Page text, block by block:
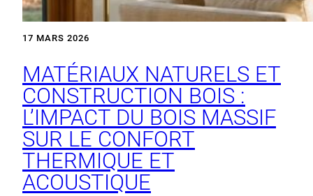
17 MARS 2026
MATÉRIAUX NATURELS ET
CONSTRUCTION BOIS :
L’IMPACT DU BOIS MASSIF
SUR LE CONFORT
THERMIQUE ET
ACOUSTIQUE